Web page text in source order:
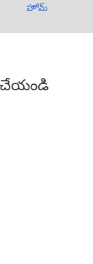
హోమ్
చేయండి